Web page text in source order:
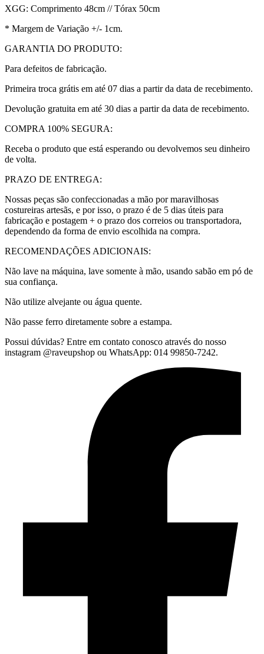
XGG: Comprimento 48cm // Tórax 50cm
* Margem de Variação +/- 1cm.
GARANTIA DO PRODUTO:
Para defeitos de fabricação.
Primeira troca grátis em até 07 dias a partir da data de recebimento.
Devolução gratuita em até 30 dias a partir da data de recebimento.
COMPRA 100% SEGURA:
Receba o produto que está esperando ou devolvemos seu dinheiro
de volta.
PRAZO DE ENTREGA:
Nossas peças são confeccionadas a mão por maravilhosas
costureiras artesãs, e por isso, o prazo é de 5 dias úteis para
fabricação e postagem + o prazo dos correios ou transportadora,
dependendo da forma de envio escolhida na compra.
RECOMENDAÇÕES ADICIONAIS:
Não lave na máquina, lave somente à mão, usando sabão em pó de
sua confiança.
Não utilize alvejante ou água quente.
Não passe ferro diretamente sobre a estampa.
Possui dúvidas? Entre em contato conosco através do nosso
instagram @raveupshop ou WhatsApp: 014 99850-7242.